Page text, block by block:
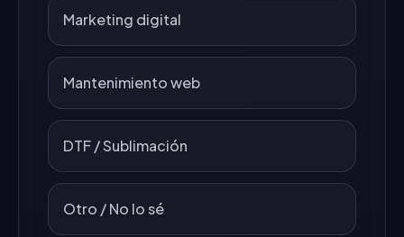
Marketing digital
Mantenimiento web
DTF / Sublimación
Otro / No lo sé